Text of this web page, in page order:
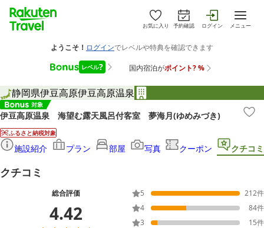
お気に入り 予約確認 ログイン メニュー
静岡県伊豆高原伊豆高原温泉
伊豆高原温泉 海望む露天風呂付客室 夢海月(ゆめみづき)
ふるさと納税対象
施設紹介 プラン 部屋 写真 クーポン クチコミ
クチコミ
総合評価
4.42
5 212件
4
84件
3
15件